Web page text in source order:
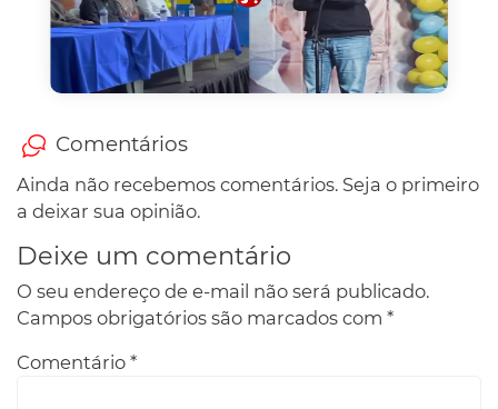
Comentários
Ainda não recebemos comentários. Seja o primeiro
a deixar sua opinião.
Deixe um comentário
O seu endereço de e-mail não será publicado.
Campos obrigatórios são marcados com *
Comentário *